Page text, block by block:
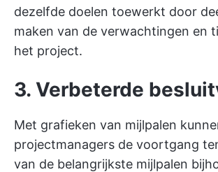
dezelfde doelen toewerkt door
maken van de verwachtingen en
het project.
3. Verbeterde
Met grafieken van mijlpalen
projectmanagers de voortgang
van de belangrijkste mijlpalen